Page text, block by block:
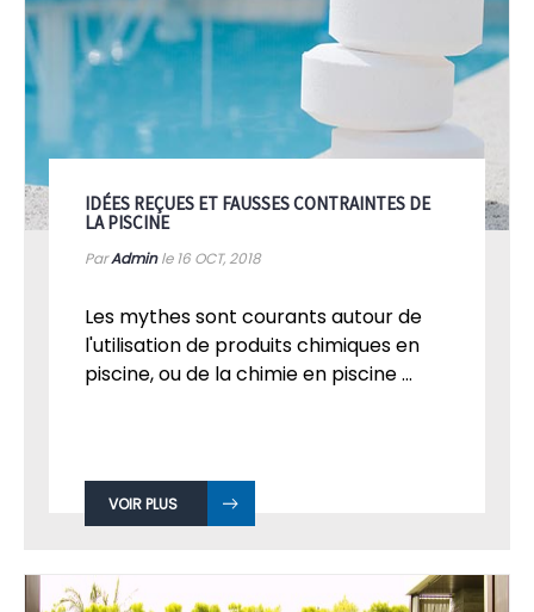
IDÉES REÇUES ET FAUSSES CONTRAINTES DE
LA PISCINE
ParAdminle 16 OCT, 2018
Les mythes sont courants autour de
l'utilisation de produits chimiques en
piscine, ou de la chimie en piscine ...
VOIR PLUS